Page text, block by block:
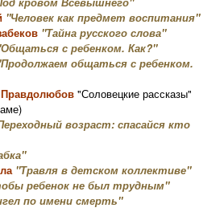
"Человек как предмет воспитания"
"Тайна русского слова"
с ребенком. Как?"
Продолжаем общаться с ребенком.
"Соловецкие рассказы"
возраст: спасайся кто
"Травля в детском коллективе"
ребенок не был трудным"
по имени смерть"